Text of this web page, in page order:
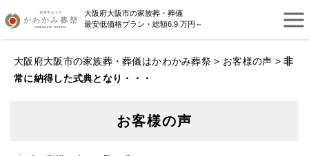
大阪府大阪市の家族葬・葬儀
最安低価格プラン・総額6.9 万円～
大阪府大阪市の家族葬・葬儀はかわかみ葬祭 > お客様の声 >非
常に納得した式典となり・・・
お客様の声